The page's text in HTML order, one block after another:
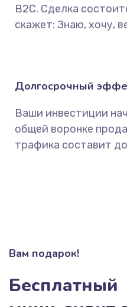
B2C. Сделка
скажет: Знаю, хочу,
Долгосрочный
Ваши инвестиции
общей воронке
трафика составит
Вам подарок!
Бесплатный